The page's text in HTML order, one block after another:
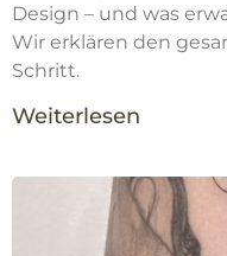
Design – und was
Wir erklären den
Schritt.
Weiterlesen